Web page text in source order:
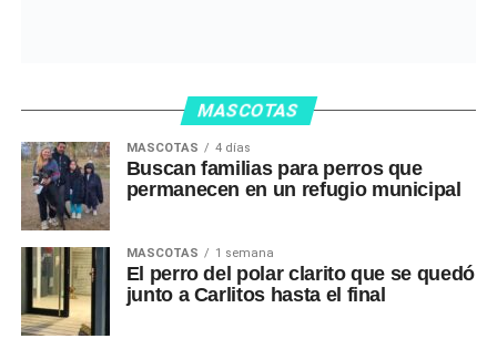
MASCOTAS
MASCOTAS 4 días
Buscan familias para perros que
permanecen en un refugio municipal
MASCOTAS 1 semana
El perro del polar clarito que se quedó
junto a Carlitos hasta el final